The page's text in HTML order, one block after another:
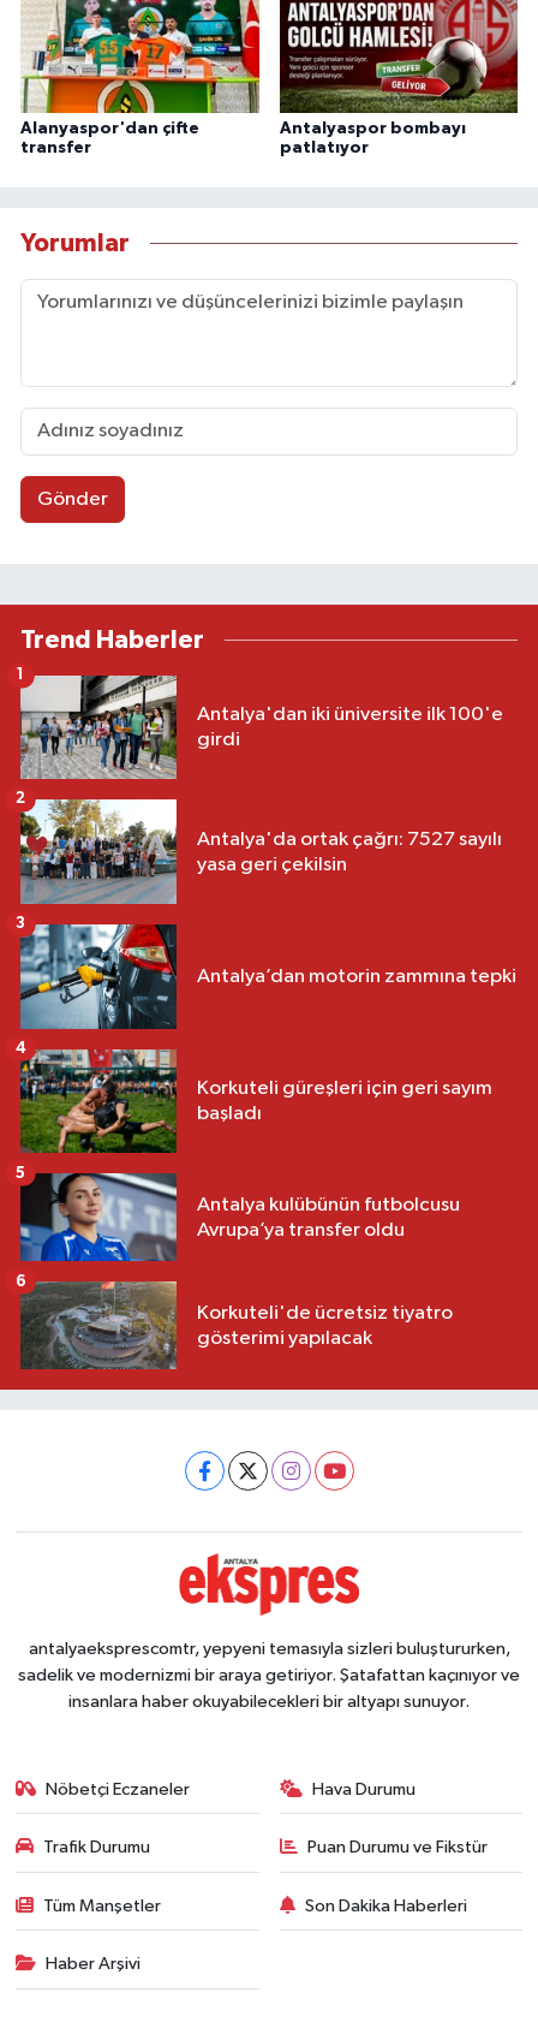
Alanyaspor'dan çifte
transfer
Antalyaspor bombayı
patlatıyor
Yorumlar
Gönder
Trend Haberler
Antalya'dan iki üniversite ilk 100'e
girdi
Antalya'da ortak çağrı: 7527 sayılı
yasa geri çekilsin
2
Antalya’dan motorin zammına tepki
3
Korkuteli güreşleri için geri sayım
başladı
4
Antalya kulübünün futbolcusu
Avrupa’ya transfer oldu
5
Korkuteli'de ücretsiz tiyatro
gösterimi yapılacak
6
antalyaeksprescomtr, yepyeni temasıyla sizleri buluştururken,
sadelik ve modernizmi bir araya getiriyor. Şatafattan kaçınıyor ve
insanlara haber okuyabilecekleri bir altyapı sunuyor.
Nöbetçi Eczaneler Hava Durumu
Trafik Durumu Puan Durumu ve Fikstür
Tüm Manşetler Son Dakika Haberleri
Haber Arşivi